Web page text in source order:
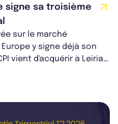
signe sa troisième
sur le marché
y signe déjà son
vient d'acquérir à Leiria,
établis...